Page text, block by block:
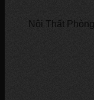
Nội Thất